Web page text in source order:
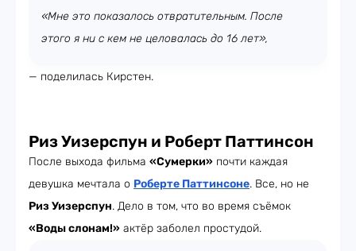
«Мне это показалось отвратительным. После
этого я ни с кем не целовалась до 16 лет»,
— поделилась Кирстен.
Риз Уизерспун и Роберт Паттинсон
После выхода фильма «Сумерки» почти каждая
девушка мечтала о Роберте Паттинсоне. Все, но не
Риз Уизерспун. Дело в том, что во время съёмок
«Воды слонам!» актёр заболел простудой.